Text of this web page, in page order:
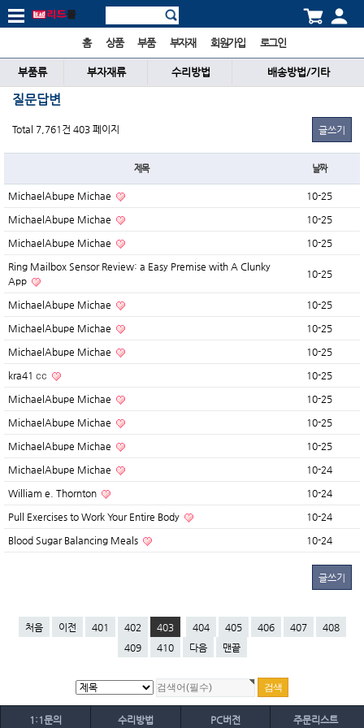
홈 상품 부품 부자재 회원가입 로그인
부품류 부자재류 수리방법 배송방법/기타
질문답변
Total 7,761건 403 페이지 글쓰기
제목 날짜
MichaelAbupe Michae 10-25
MichaelAbupe Michae 10-25
MichaelAbupe Michae 10-25
Ring Mailbox Sensor Review: a Easy Premise with A Clunky
App
10-25
MichaelAbupe Michae 10-25
MichaelAbupe Michae 10-25
MichaelAbupe Michae 10-25
kra41 сс 10-25
MichaelAbupe Michae 10-25
MichaelAbupe Michae 10-25
MichaelAbupe Michae 10-25
MichaelAbupe Michae 10-24
William e. Thornton 10-24
Pull Exercises to Work Your Entire Body 10-24
Blood Sugar Balancing Meals 10-24
글쓰기
처음 이전 401 402 403 404 405 406 407
408
409
410 다음 맨끝
1:1문의 수리방법 PC버전 주문리스트